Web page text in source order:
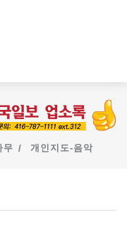
무 개인지도-음악